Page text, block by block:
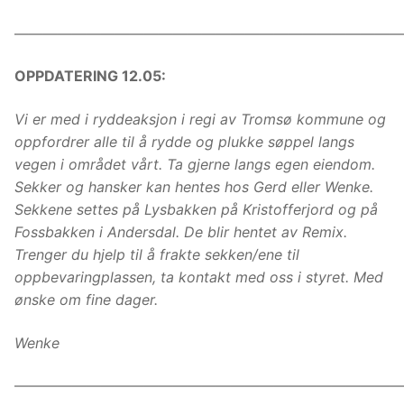
OPPDATERING 12.05:
Vi er med i ryddeaksjon i regi av Tromsø kommune og
oppfordrer alle til å rydde og plukke søppel langs
vegen i området vårt. Ta gjerne langs egen eiendom.
Sekker og hansker kan hentes hos Gerd eller Wenke.
Sekkene settes på Lysbakken på Kristofferjord og på
Fossbakken i Andersdal. De blir hentet av Remix.
Trenger du hjelp til å frakte sekken/ene til
oppbevaringplassen, ta kontakt med oss i styret. Med
ønske om fine dager.
Wenke